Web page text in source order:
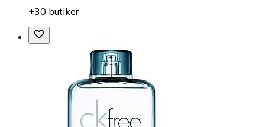
+30 butiker